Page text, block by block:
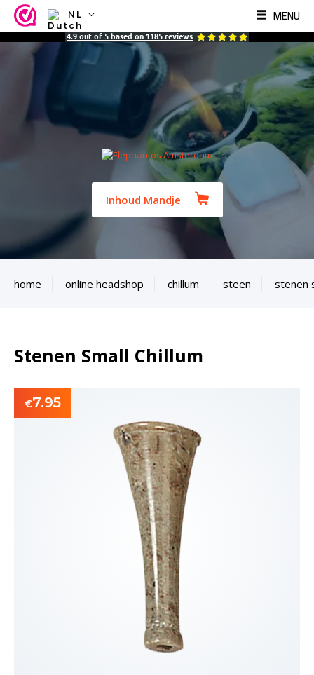
NL
NL
ES
MENU
4.9 out of 5 based on 1185 reviews
Inhoud Mandje
home online headshop chillum steen stenen
Stenen Small Chillum
€7.95